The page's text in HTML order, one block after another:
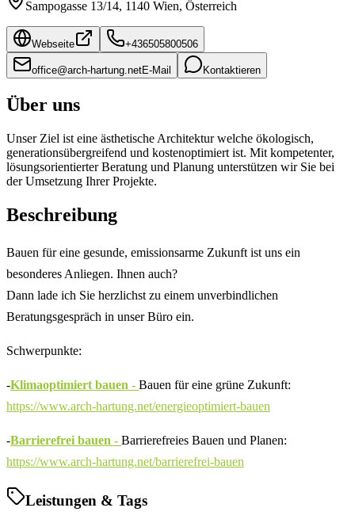
Sampogasse 13/14, 1140 Wien, Österreich
Webseite +436505800506
office@arch-hartung.netE-Mail Kontaktieren
Über uns
Unser Ziel ist eine ästhetische Architektur welche ökologisch,
generationsübergreifend und kostenoptimiert ist. Mit kompetenter,
lösungsorientierter Beratung und Planung unterstützen wir Sie bei
der Umsetzung Ihrer Projekte.
Beschreibung
Bauen für eine gesunde, emissionsarme Zukunft ist uns ein
besonderes Anliegen. Ihnen auch?
Dann lade ich Sie herzlichst zu einem unverbindlichen
Beratungsgespräch in unser Büro ein.
Schwerpunkte:
-Klimaoptimiert bauen - Bauen für eine grüne Zukunft:
https://www.arch-hartung.net/energieoptimiert-bauen
-Barrierefrei bauen - Barrierefreies Bauen und Planen:
https://www.arch-hartung.net/barrierefrei-bauen
Leistungen & Tags